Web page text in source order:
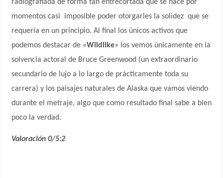
radiografiada de forma tan entrecortada que se hace por
momentos casi
imposible poder otorgarles la solidez que se
requería en un principio. Al final los únicos activos que
podemos destacar de «Wildlike» los vemos únicamente en la
solvencia actoral de Bruce Greenwood (un extraordinario
secundario de lujo a lo largo de prácticamente toda su
carrera) y los paisajes naturales de Alaska que vamos viendo
durante el metraje, algo que como resultado final sabe a bien
poco la verdad.
Valoración 0/5:2